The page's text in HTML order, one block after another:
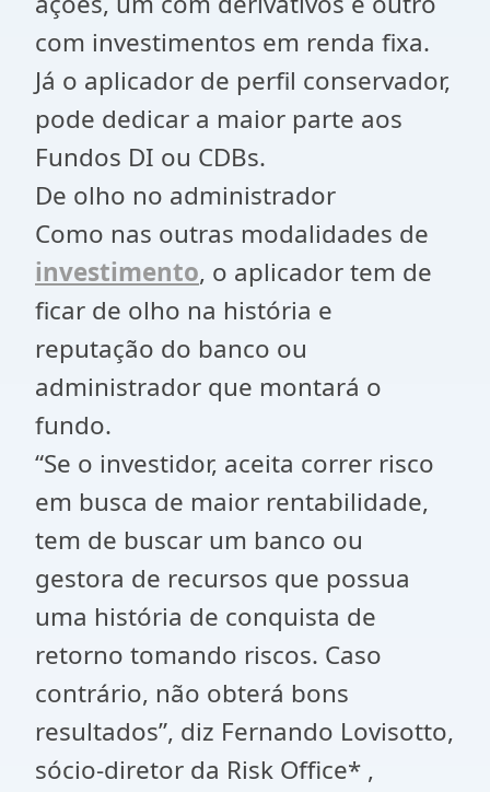
com investimentos em renda fixa.
Já o aplicador de perfil conservador,
pode dedicar a maior parte aos
Fundos DI ou CDBs.
De olho no administrador
Como nas outras modalidades de
investimento, o aplicador tem de
ficar de olho na história e
reputação do banco ou
administrador que montará o
fundo.
“Se o investidor, aceita correr risco
em busca de maior rentabilidade,
tem de buscar um banco ou
gestora de recursos que possua
uma história de conquista de
retorno tomando riscos. Caso
contrário, não obterá bons
resultados”, diz Fernando Lovisotto,
sócio-diretor da Risk Office* ,